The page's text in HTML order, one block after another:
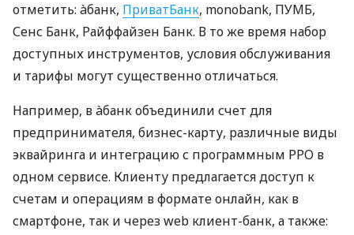
отметить: àбанк, ПриватБанк, monobank, ПУМБ,
Сенс Банк, Райффайзен Банк. В то же время набор
доступных инструментов, условия обслуживания
и тарифы могут существенно отличаться.
Например, в àбанк объединили счет для
предпринимателя, бизнес-карту, различные виды
эквайринга и интеграцию с программным РРО в
одном сервисе. Клиенту предлагается доступ к
счетам и операциям в формате онлайн, как в
смартфоне, так и через web клиент-банк, а также: